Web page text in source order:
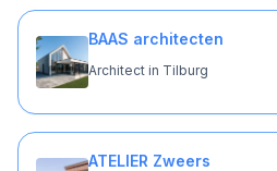
BAAS architecten
Architect in Tilburg
ATELIER Zweers